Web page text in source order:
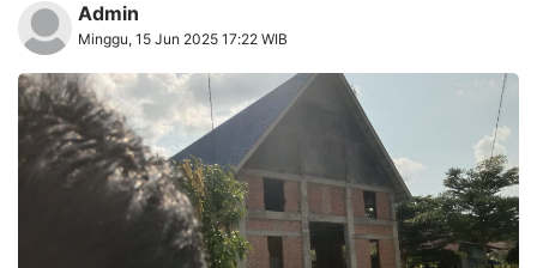
Admin
Minggu, 15 Jun 2025 17:22 WIB